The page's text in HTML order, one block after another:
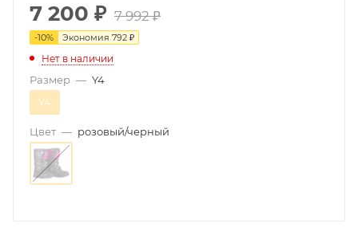
7 200 ₽ 7 992 ₽
-10% Экономия 792 ₽
Нет в наличии
Размер — Y4
Y4
Цвет — розовый/черный